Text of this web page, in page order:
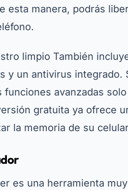
esta manera, podrás
limpio También
y un antivirus
funciones avanzadas
gratuita ya ofrece
la memoria de su
es una herramienta